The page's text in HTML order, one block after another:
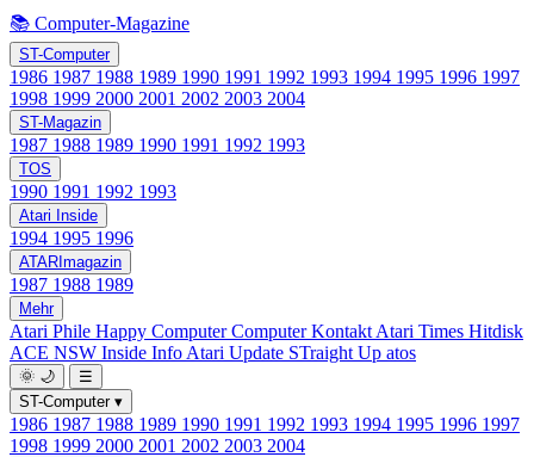
📚 Computer-Magazine
ST-Computer
1986 1987 1988 1989 1990 1991 1992 1993 1994 1995 1996 1997
1998 1999 2000 2001 2002 2003 2004
ST-Magazin
1987 1988 1989 1990 1991 1992 1993
TOS
1990 1991 1992 1993
Atari Inside
1994 1995 1996
ATARImagazin
1987 1988 1989
Mehr
Atari Phile Happy ComputerComputer Kontakt Atari Times Hitdisk
ACE NSW Inside Info Atari Update STraight Up atos
🌞 🌙
☰
ST-Computer ▾
1986 1987 1988 1989 1990 1991 1992 1993 1994 1995 1996 1997
1998 1999 2000 2001 2002 2003 2004